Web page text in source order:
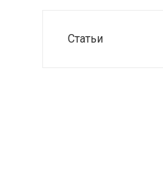
Статьи